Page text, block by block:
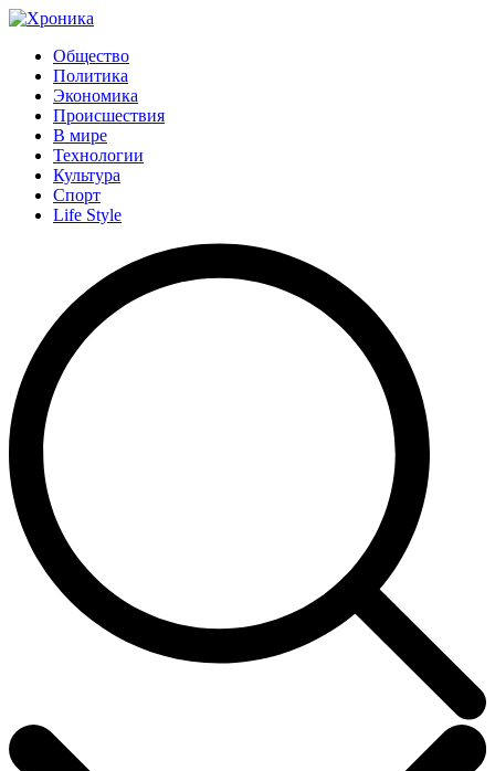
Общество
Политика
Экономика
Происшествия
В мире
Технологии
Культура
Спорт
Life Style